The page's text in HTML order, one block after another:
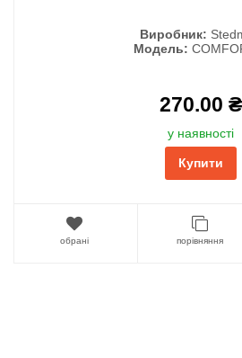
Виробник:
Модель:
270.00 ₴
у наявності
Купити
обрані порівняння